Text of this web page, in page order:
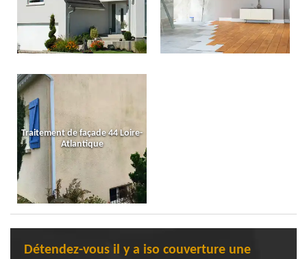
Traitement de façade 44 Loire-
Atlantique
Détendez-vous il y a iso couverture une